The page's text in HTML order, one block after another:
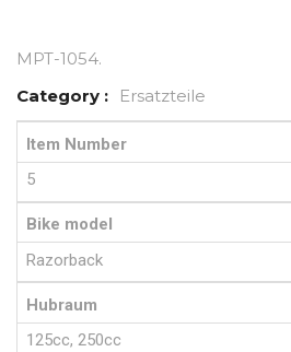
MPT-1054.
Category :
Ersatzteile
Item Number
5
Bike model
Razorback
Hubraum
125cc, 250cc